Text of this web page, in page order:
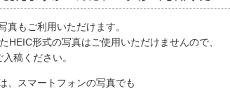
真もご利用いただけます。
HEIC形式の写真はご使用いただけませんので、
稿ください。
、スマートフォンの写真でも